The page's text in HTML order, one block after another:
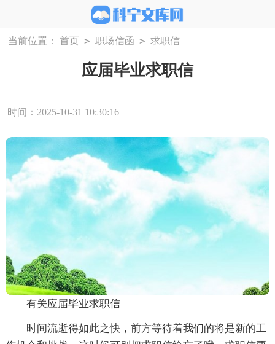
当前位置： 首页 > 职场信函 > 求职信
应届毕业求职信
时间：2025-10-31 10:30:16
有关应届毕业求职信
时间流逝得如此之快，前方等待着我们的将是新的工